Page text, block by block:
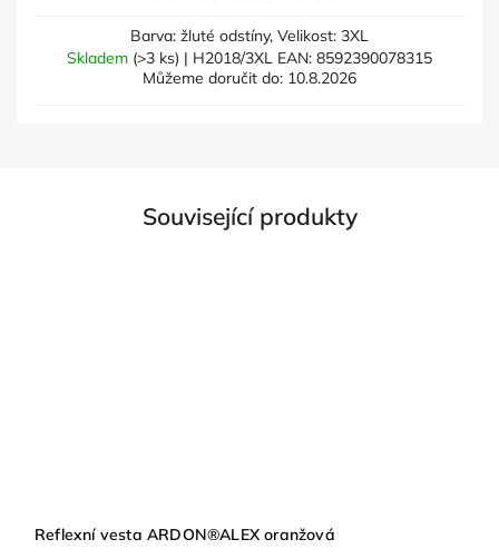
Barva: žluté odstíny, Velikost: 3XL
Skladem (>3 ks) | H2018/3XL EAN: 8592390078315
Můžeme doručit do: 10.8.2026
Související produkty
Reflexní vesta ARDON®ALEX oranžová